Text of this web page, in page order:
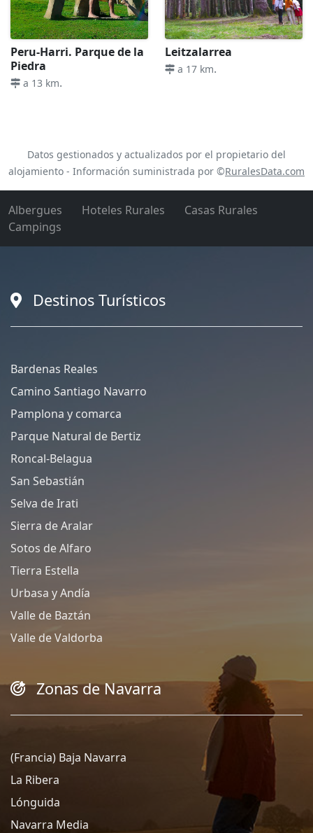
Peru-Harri. Parque de la
Piedra
a 13 km.
Leitzalarrea
a 17 km.
Datos gestionados y actualizados por el propietario del
alojamiento - Información suministrada por ©RuralesData.com
Albergues Hoteles Rurales
Casas Rurales
Campings
Destinos Turísticos
Bardenas Reales
Camino Santiago Navarro
Pamplona y comarca
Parque Natural de Bertiz
Roncal-Belagua
San Sebastián
Selva de Irati
Sierra de Aralar
Sotos de Alfaro
Tierra Estella
Urbasa y Andía
Valle de Baztán
Valle de Valdorba
Zonas de Navarra
(Francia) Baja Navarra
La Ribera
Lónguida
Navarra Media